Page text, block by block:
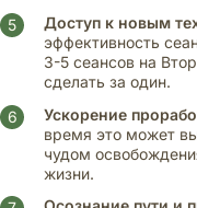
Доступ к новым
эффективность
3-5 сеансов на
сделать за один.
Ускорение
время это может
чудом
жизни.